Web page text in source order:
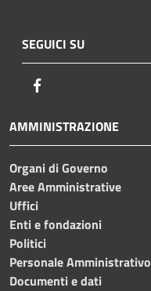
SEGUICI SU
AMMINISTRAZIONE
Organi di Governo
Aree Amministrative
Uffici
Enti e fondazioni
Politici
Personale Amministrativo
Documenti e dati